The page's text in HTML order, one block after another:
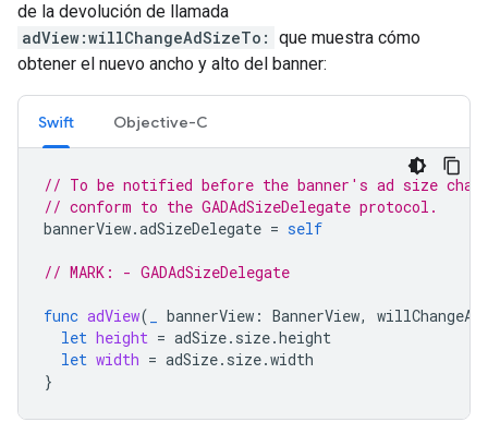
de la devolución de llamada
adView:willChangeAdSizeTo: que muestra cómo
obtener el nuevo ancho y alto del banner:
Swift Objective-C
// To be notified before the banner's ad size
// conform to the GADAdSizeDelegate protocol.
bannerView.adSizeDelegate = self
// MARK: - GADAdSizeDelegate
func adView( bannerView : BannerView,
let height = adSize. size.height
let width = adSize. size.width
}